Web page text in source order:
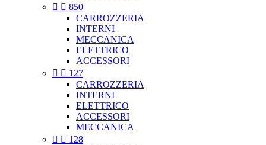
  850
CARROZZERIA
INTERNI
MECCANICA
ELETTRICO
ACCESSORI
  127
CARROZZERIA
INTERNI
ELETTRICO
ACCESSORI
MECCANICA
  128